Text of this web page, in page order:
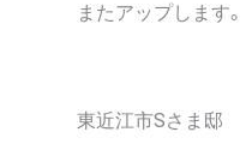
またアップします。
東近江市Sさま邸